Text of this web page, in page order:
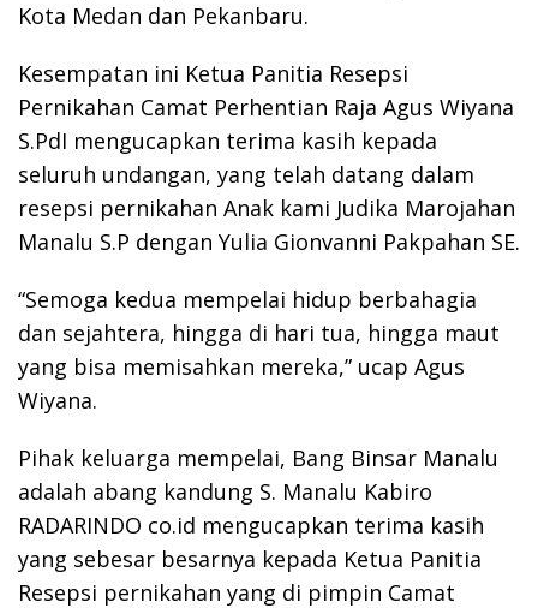
Kota Medan dan Pekanbaru.
Kesempatan ini Ketua Panitia Resepsi
Pernikahan Camat Perhentian Raja Agus Wiyana
S.PdI mengucapkan terima kasih kepada
seluruh undangan, yang telah datang dalam
resepsi pernikahan Anak kami Judika Marojahan
Manalu S.P dengan Yulia Gionvanni Pakpahan SE.
“Semoga kedua mempelai hidup berbahagia
dan sejahtera, hingga di hari tua, hingga maut
yang bisa memisahkan mereka,” ucap Agus
Wiyana.
Pihak keluarga mempelai, Bang Binsar Manalu
adalah abang kandung S. Manalu Kabiro
RADARINDO co.id mengucapkan terima kasih
yang sebesar besarnya kepada Ketua Panitia
Resepsi pernikahan yang di pimpin Camat